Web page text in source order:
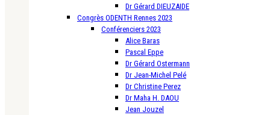
Dr Gérard DIEUZAIDE
Congrès ODENTH Rennes 2023
Conférenciers 2023
Alice Baras
Pascal Eppe
Dr Gérard Ostermann
Dr Jean-Michel Pelé
Dr Christine Perez
Dr Maha H. DAOU
Jean Jouzel